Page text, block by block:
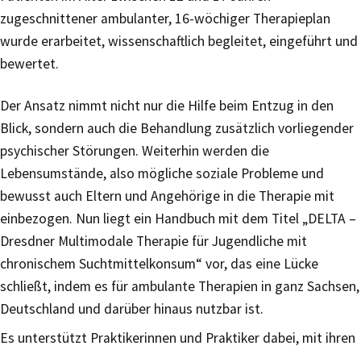
zugeschnittener ambulanter, 16-wöchiger Therapieplan
wurde erarbeitet, wissenschaftlich begleitet, eingeführt und
bewertet.
Der Ansatz nimmt nicht nur die Hilfe beim Entzug in den
Blick, sondern auch die Behandlung zusätzlich vorliegender
psychischer Störungen. Weiterhin werden die
Lebensumstände, also mögliche soziale Probleme und
bewusst auch Eltern und Angehörige in die Therapie mit
einbezogen. Nun liegt ein Handbuch mit dem Titel „DELTA –
Dresdner Multimodale Therapie für Jugendliche mit
chronischem Suchtmittelkonsum“ vor, das eine Lücke
schließt, indem es für ambulante Therapien in ganz Sachsen,
Deutschland und darüber hinaus nutzbar ist.
Es unterstützt Praktikerinnen und Praktiker dabei, mit ihren